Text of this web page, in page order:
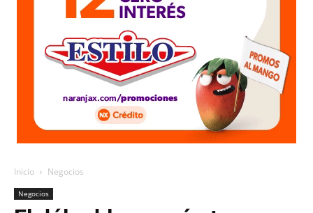
Inicio Negocios
Negocios